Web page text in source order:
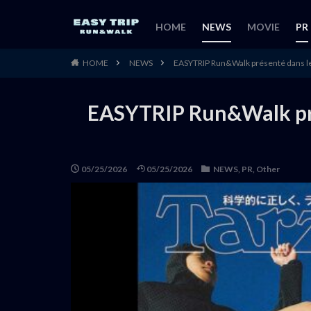
HOME NEWS MOVIE PR
HOME NEWS EASYTRIP Run&Walk présenté dans
EASYTRIP Run&Walk
05/25/2026 05/25/2026 NEWS, PR, Other